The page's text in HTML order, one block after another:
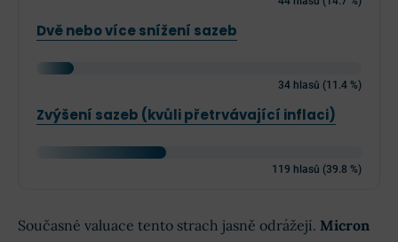
Dvě nebo více snížení sazeb
34 hlasů (11.4 %)
Zvýšení sazeb (kvůli přetrvávající inflaci)
119 hlasů (39.8 %)
Současné valuace tento strach jasně odrážejí. Micron